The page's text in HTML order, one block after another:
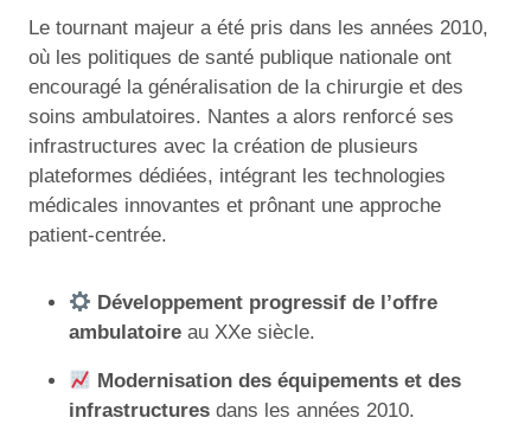
Le tournant majeur a été pris dans les années 2010,
où les politiques de santé publique nationale ont
encouragé la généralisation de la chirurgie et des
soins ambulatoires. Nantes a alors renforcé ses
infrastructures avec la création de plusieurs
plateformes dédiées, intégrant les technologies
médicales innovantes et prônant une approche
patient-centrée.
Développement progressif de l’offre
ambulatoire au XXe siècle.
Modernisation des équipements et des
infrastructures dans les années 2010.